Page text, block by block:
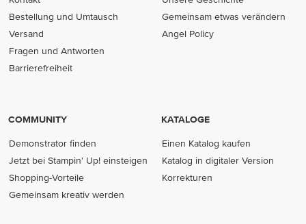
Bestellung und Umtausch
Versand
Fragen und Antworten
Barrierefreiheit
Gemeinsam etwas verändern
Angel Policy
COMMUNITY
Demonstrator finden
Jetzt bei Stampin' Up! einsteigen
Shopping-Vorteile
Gemeinsam kreativ werden
KATALOGE
Einen Katalog kaufen
Katalog in digitaler Version
Korrekturen